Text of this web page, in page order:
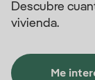
Descubre
vivienda.
Me